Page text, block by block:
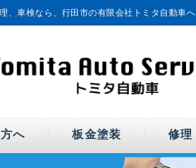
、車検なら、行田市の有限会社トミタ自動車
へ 板金塗装 修理